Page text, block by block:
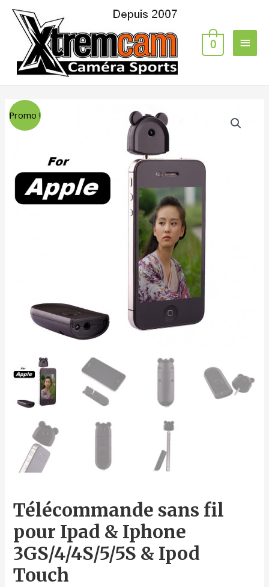
0
Promo !
Télécommande sans fil
pour Ipad & Iphone
3GS/4/4S/5/5S & Ipod
Touch